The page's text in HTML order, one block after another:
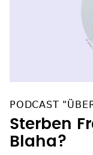
PODCAST
Sterben
Blaha?